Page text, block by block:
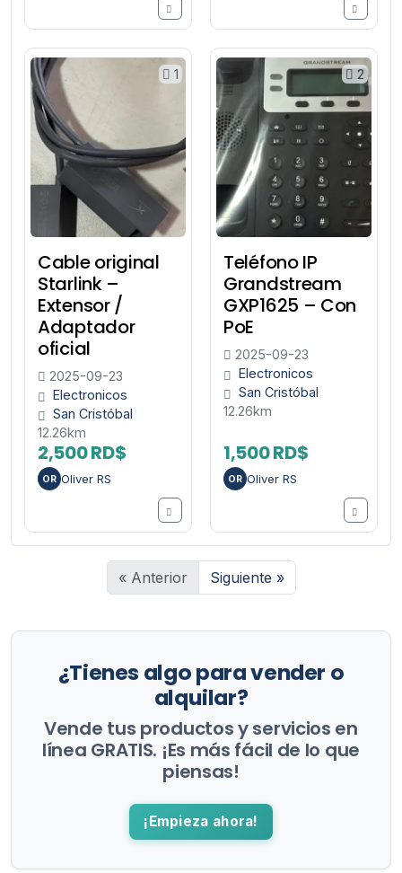
1
Cable original
Starlink –
Extensor /
Adaptador
oficial
2025-09-23
Electronicos
San Cristóbal
12.26km
2,500 RD$
OR Oliver RS
2
Teléfono IP
Grandstream
GXP1625 – Con
PoE
2025-09-23
Electronicos
San Cristóbal
12.26km
1,500 RD$
OR Oliver RS
« Anterior Siguiente »
¿Tienes algo para vender o
alquilar?
Vende tus productos y servicios en
línea GRATIS. ¡Es más fácil de lo que
piensas!
¡Empieza ahora!